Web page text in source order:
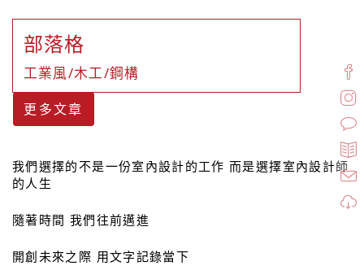
部落格
工業風/木工/鋼構
更多文章
我們選擇的不是一份室內設計的工作 而是選擇室內設計師
的人生
隨著時間 我們往前邁進
開創未來之際 用文字記錄當下